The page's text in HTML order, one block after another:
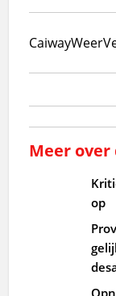
CaiwayWeer
Meer
op